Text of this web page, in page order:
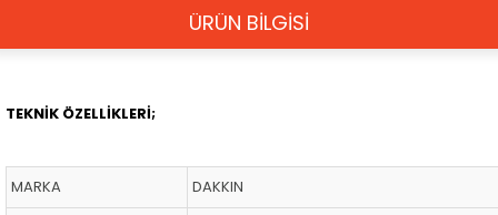
ÜRÜN BİLGİSİ
TEKNİK ÖZELLİKLERİ;
MARKA DAKKIN